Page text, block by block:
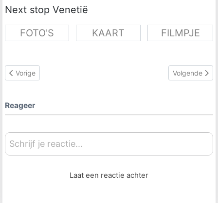
Next stop Venetië
FOTO'S
KAART FILMPJE
Vorig artikel: Venetië
Vorige Volgende
Volgende
Reageer
Schrijf je reactie...
Laat een reactie achter